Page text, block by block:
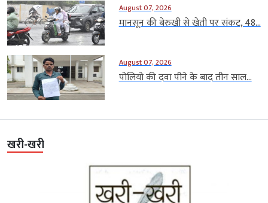
August 07, 2026
मानसून की बेरुखी से खेती पर संकट, 48...
August 07, 2026
पोलियो की दवा पीने के बाद तीन साल...
खरी-खरी